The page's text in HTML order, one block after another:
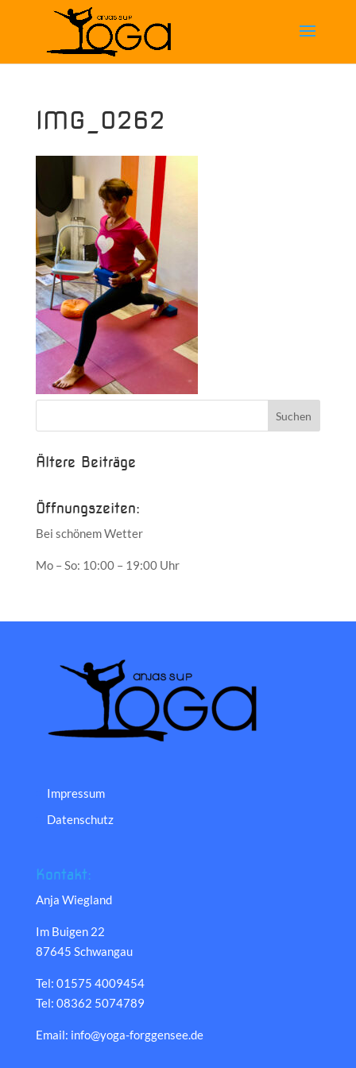
IMG_0262
Ältere Beiträge
Öffnungszeiten:
Bei schönem Wetter
Mo – So: 10:00 – 19:00 Uhr
Impressum
Datenschutz
Kontakt:
Anja Wiegland
Im Buigen 22
87645 Schwangau
Tel: 01575 4009454
Tel: 08362 5074789
Email: info@yoga-forggensee.de